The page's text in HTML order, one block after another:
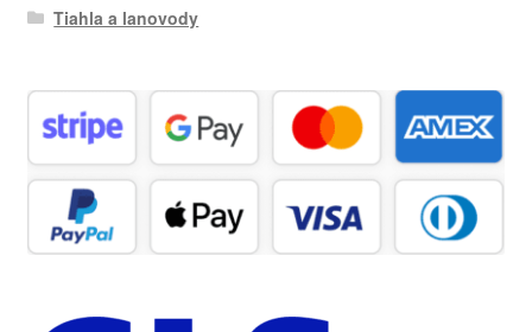
Tiahla a lanovody